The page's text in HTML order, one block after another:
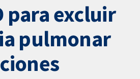
para excluir
pulmonar